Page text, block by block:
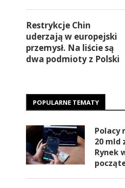
Restrykcje Chin
uderzają w europejski
przemysł. Na liście są
dwa podmioty z Polski
POPULARNE TEMATY
Polacy
20 mld
Rynek